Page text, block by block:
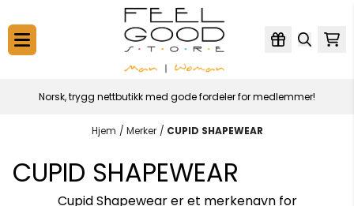
Norsk, trygg nettbutikk med gode fordeler for medlemmer!
Hjem / Merker / CUPID SHAPEWEAR
CUPID SHAPEWEAR
Cupid Shapewear er et merkenavn for